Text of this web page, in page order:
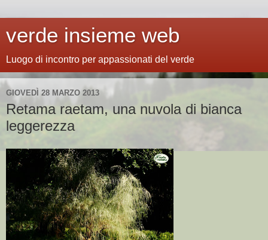
verde insieme web
Luogo di incontro per appassionati del verde
GIOVEDÌ 28 MARZO 2013
Retama raetam, una nuvola di bianca
leggerezza